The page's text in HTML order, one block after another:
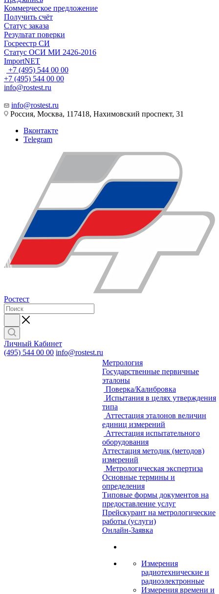
Коммерческое предложение
Получить счёт
Статус заказа
Результат поверки
Госреестр СИ
Статус ОСИ МИ 2426-2016
ImportNET
+7 (495) 544 00 00
+7 (495) 544 00 00
info@rostest.ru
info@rostest.ru
Россия, Москва, 117418, Нахимовский проспект, 31
Вконтакте
Telegram
Ростест
Личный Кабинет
(495) 544 00 00 info@rostest.ru
Метрология
Государственные первичные
эталоны
Поверка/Калибровка
Испытания в целях утверждения
типа
Аттестация эталонов величин
единиц измерений
Аттестация испытательного
оборудования
Аттестация методик (методов)
измерений
Метрологическая экспертиза
Основные термины и
определения
Типовые формы документов на
предоставление услуг
Прейскурант на метрологические
работы (услуги)
Онлайн-Заявка
Измерения
радиотехнические и
радиоэлектронные
Измерения времени и